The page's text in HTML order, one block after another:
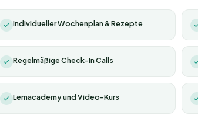
Individueller Wochenplan & Rezepte
Regelmäßige Check-In Calls
Lernacademy und Video-Kurs